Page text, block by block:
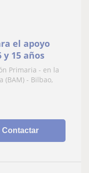
el apoyo
15 años
Primaria - en la
(BAM) - Bilbao,
Contactar